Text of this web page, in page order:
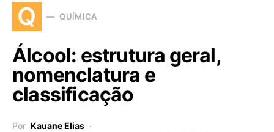
Q QUÍMICA
Álcool: estrutura geral,
nomenclatura e
classificação
Por Kauane Elias